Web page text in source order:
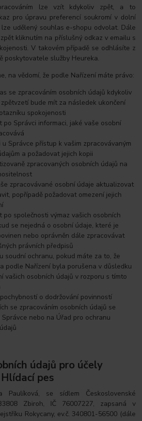
lze vzít kdykoliv zpět, a to
pro úpravu preferencí soukromí v dolní
udělený souhlas e-shopu odvolat. Dále
kliknutím na příslušný odkaz v emailu s
V takovém případě se odhlásíte z
poskytovatele služby Heureka.
na vědomí, že podle Nařízení máte právo:
se zpracováním osobních údajů kdykoliv
bude mít za následek ukončení
spokojenosti
po Správci informaci, jaké vaše osobní
u Správce přístup k vašim zpracovávaným
a požadovat jejich kopii
zpracovaných osobních údajů na
zpracovávané osobní údaje aktualizovat
popřípadě požadovat omezení jejich
po společnosti výmaz vašich osobních
se nejedná o osobní údaje, které je
nebo oprávněn dále zpracovávat
právních předpisů
soudní ochranu, pokud máte za to, že
podle Nařízení byla porušena v důsledku
vašich osobních údajů v rozporu s tímto
o dodržování povinností
se zpracováním osobních údajů se
nebo na Úřad pro ochranu
údajů pro účely
pes
Paulíková, se sídlem Československé
Zbiroh, IČ 76007227, zapsaná v
Rokycany, ev.č. 340801-56500 (dále